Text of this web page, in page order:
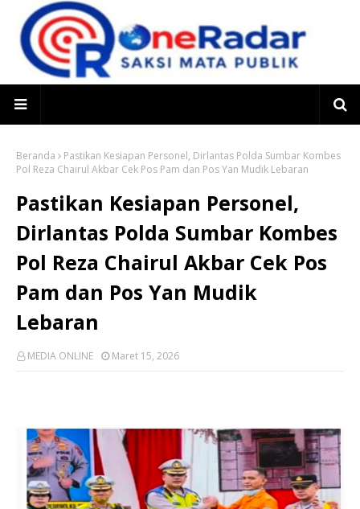
Beranda
Pastikan Kesiapan Personel, Dirlantas Polda Sumbar Kombes
Pol Reza Chairul Akbar Cek Pos Pam dan Pos Yan Mudik Lebaran
Pastikan Kesiapan Personel,
Dirlantas Polda Sumbar Kombes
Pol Reza Chairul Akbar Cek Pos
Pam dan Pos Yan Mudik
Lebaran
MEDIA ONLINE Maret 15, 2026